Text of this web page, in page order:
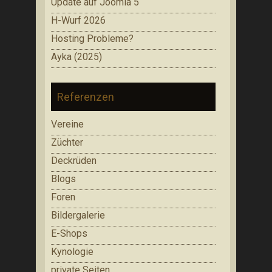
H-Wurf 2026
Hosting Probleme?
Ayka (2025)
Referenzen
Vereine
Züchter
Deckrüden
Blogs
Foren
Bildergalerie
E-Shops
Kynologie